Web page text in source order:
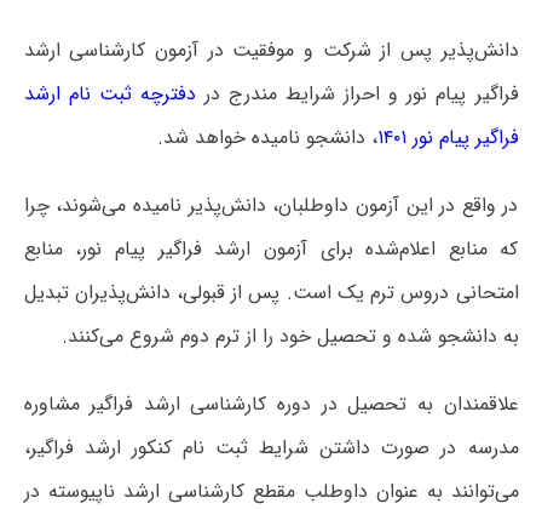
دانش‌پذیر پس از شرکت و موفقیت در آزمون کارشناسی ارشد
فراگیر پیام نور و احراز شرایط مندرج در دفترچه ثبت نام ارشد
فراگیر پیام نور ۱۴۰۱
، دانشجو نامیده خواهد شد.
در واقع در این آزمون داوطلبان، دانش‌پذیر نامیده می‌شوند، چرا
که منابع اعلام‌شده برای آزمون ارشد فراگیر پیام نور، منابع
امتحانی دروس ترم یک است. پس از قبولی، دانش‌پذیران تبدیل
به دانشجو شده و تحصیل خود را از ترم دوم شروع می‌کنند.
علاقمندان به تحصیل در دوره کارشناسی ارشد فراگیر مشاوره
مدرسه در صورت داشتن شرایط ثبت نام کنکور ارشد فراگیر،
می‌توانند به عنوان داوطلب مقطع کارشناسی ارشد ناپیوسته در